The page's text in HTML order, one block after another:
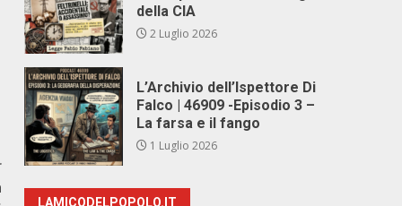
della CIA
2 Luglio 2026
L’Archivio dell’Ispettore Di
Falco | 46909 -Episodio 3 –
La farsa e il fango
1 Luglio 2026
LAMICODELPOPOLO.IT